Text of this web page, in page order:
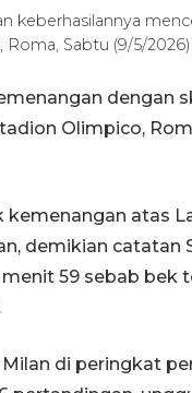
keberhasilannya
Sabtu (9/5/
dengan
Olimpico,
atas
demikian catatan
59 sebab bek
di peringkat